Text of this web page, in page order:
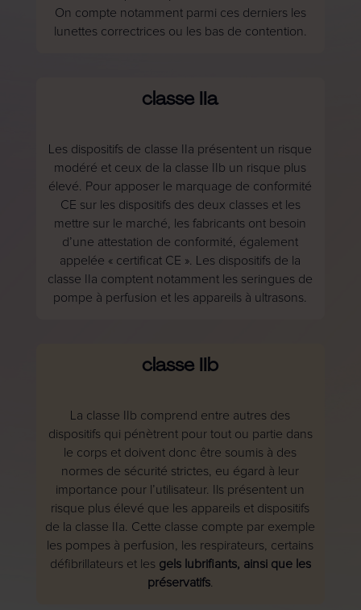
On compte notamment parmi ces derniers les
lunettes correctrices ou les bas de contention.
classe IIa
Les dispositifs de classe IIa présentent un risque
modéré et ceux de la classe IIb un risque plus
élevé. Pour apposer le marquage de conformité
CE sur les dispositifs des deux classes et les
mettre sur le marché, les fabricants ont besoin
d’une attestation de conformité, également
appelée « certificat CE ». Les dispositifs de la
classe IIa comptent notamment les seringues de
pompe à perfusion et les appareils à ultrasons.
classe IIb
La classe IIb comprend entre autres des
dispositifs qui pénètrent pour tout ou partie dans
le corps et doivent donc être soumis à des
normes de sécurité strictes, eu égard à leur
importance pour l’utilisateur. Ils présentent un
risque plus élevé que les appareils et dispositifs
de la classe IIa. Cette classe compte par exemple
les pompes à perfusion, les respirateurs, certains
défibrillateurs et les gels lubrifiants, ainsi que les
préservatifs.